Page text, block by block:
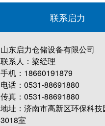
联系启力
山东启力仓储设备有限公司
联系人：梁经理
手机：18660191879
电话：0531-88691880
传真：0531-88691880
地址：济南市高新区环保科
3018室